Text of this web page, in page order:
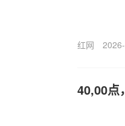
红网
40,00点